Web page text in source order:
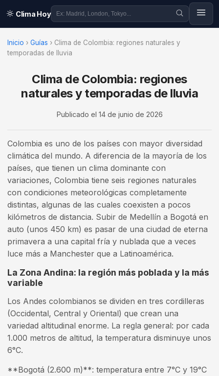
Clima Hoy
Inicio › Guías › Clima de Colombia: regiones naturales y
temporadas de lluvia
Clima de Colombia: regiones
naturales y temporadas de lluvia
Publicado el 14 de junio de 2026
Colombia es uno de los países con mayor diversidad
climática del mundo. A diferencia de la mayoría de los
países, que tienen un clima dominante con
variaciones, Colombia tiene seis regiones naturales
con condiciones meteorológicas completamente
distintas, algunas de las cuales coexisten a pocos
kilómetros de distancia. Subir de Medellín a Bogotá en
auto (unos 450 km) es pasar de una ciudad de eterna
primavera a una capital fría y nublada que a veces
luce más a Manchester que a Latinoamérica.
La Zona Andina: la región más poblada y la más
variable
Los Andes colombianos se dividen en tres cordilleras
(Occidental, Central y Oriental) que crean una
variedad altitudinal enorme. La regla general: por cada
1.000 metros de altitud, la temperatura disminuye unos
6°C.
**Bogotá (2.600 m)**: temperatura entre 7°C y 19°C